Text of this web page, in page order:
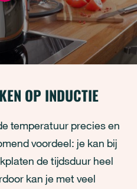
OP INDUCTIE
temperatuur precies en
voordeel: je kan bij
de tijdsduur heel
kan je met veel